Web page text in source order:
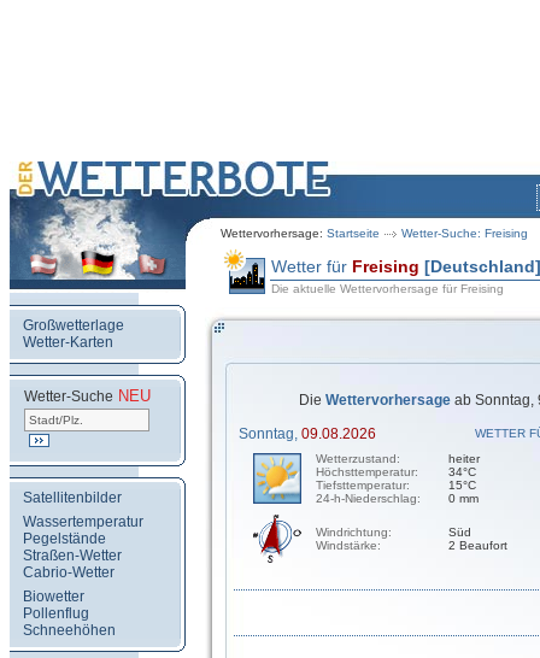
Wettervorhersage: Startseite Wetter-Suche: Freising
Großwetterlage
Wetter-Karten
Wetter-Suche NEU
Satellitenbilder
Wassertemperatur
Pegelstände
Straßen-Wetter
Cabrio-Wetter
Biowetter
Pollenflug
Schneehöhen
Wetter für Freising [Deutschland]
Die aktuelle Wettervorhersage für Freising
Die Wettervorhersage ab Sonntag,
Sonntag, 09.08.2026
WETTER
Wetterzustand:
Höchsttemperatur:
Tiefsttemperatur:
24-h-Niederschlag:
heiter
34°C
15°C
0 mm
Windrichtung:
Windstärke:
Süd
2 Beaufort